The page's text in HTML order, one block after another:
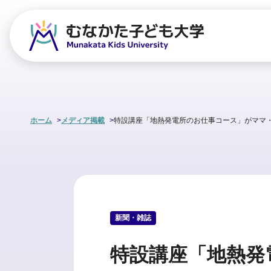
ホーム メディア掲載 特設講座「地熱発電所のお仕事コース」がママ
新聞・雑誌
特設講座「地熱